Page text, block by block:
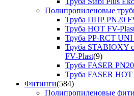
Полипропиленовые
Труба ППР PN20
Труба HOT FV-
Труба PP-RCT
Труба STABIOXY
FV-Plast(9)
Труба FASER
Труба FASER HOT
Фитинги(584)
Полипропиленовые